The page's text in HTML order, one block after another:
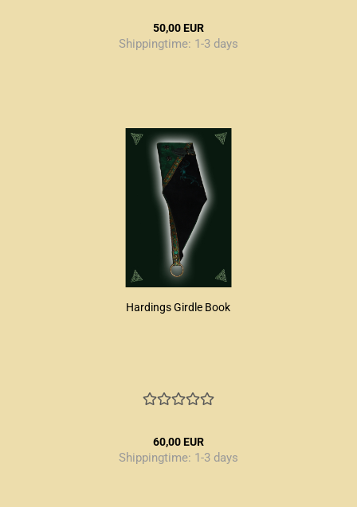
50,00 EUR
Shippingtime: 1-3 days
Hardings Girdle Book
60,00 EUR
Shippingtime: 1-3 days